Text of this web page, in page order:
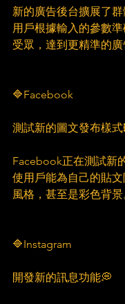
新的廣告後台擴展了
用戶根據輸入的參數
受眾，達到更精準的廣
🔷Facebook
測試新的圖文發布樣
Facebook正在測試新
使用戶能為自己的貼
風格，甚至是彩色背景
🔷Instagram
開發新的訊息功能💭